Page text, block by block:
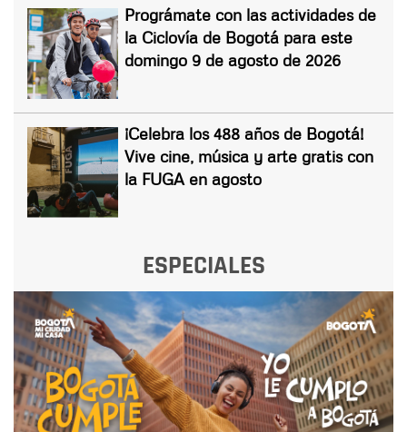
Prográmate con las actividades de
la Ciclovía de Bogotá para este
domingo 9 de agosto de 2026
¡Celebra los 488 años de Bogotá!
Vive cine, música y arte gratis con
la FUGA en agosto
ESPECIALES